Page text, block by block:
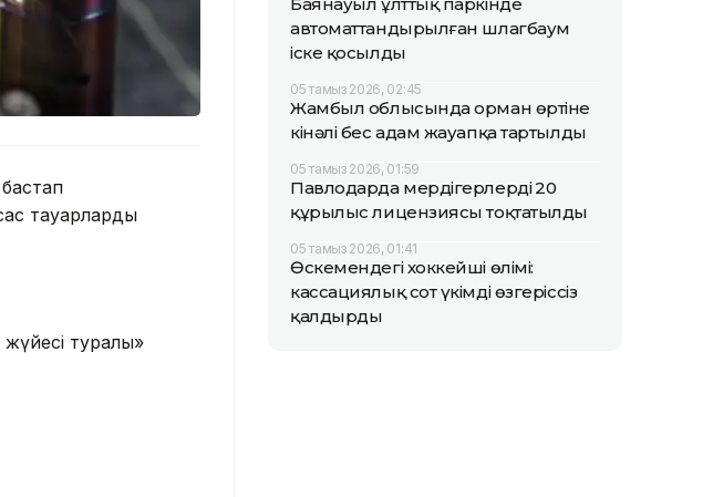
тауарларды
туралы»
автоматтандырылған шлагбаум
іске қосылды
05 тамыз 2026, 02:45
Жамбыл облысында орман өртіне
кінәлі бес адам жауапқа тартылды
05 тамыз 2026, 01:59
Павлодарда мердігерлердің 20
құрылыс лицензиясы тоқтатылды
05 тамыз 2026, 01:41
Өскемендегі хоккейші өлімі:
кассациялық сот үкімді өзгеріссіз
қалдырды